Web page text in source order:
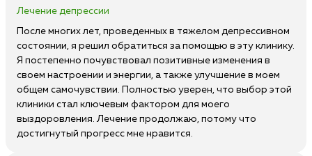
Лечение депрессии
После многих лет, проведенных в тяжелом депрессивном
состоянии, я решил обратиться за помощью в эту клинику.
Я постепенно почувствовал позитивные изменения в
своем настроении и энергии, а также улучшение в моем
общем самочувствии. Полностью уверен, что выбор этой
клиники стал ключевым фактором для моего
выздоровления. Лечение продолжаю, потому что
достигнутый прогресс мне нравится.